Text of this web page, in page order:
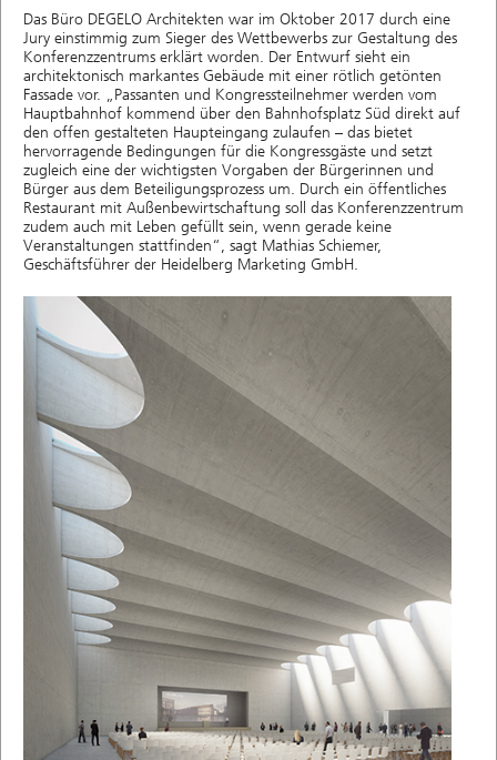
Das Büro DEGELO Architekten war im Oktober 2017 durch eine
Jury einstimmig zum Sieger des Wettbewerbs zur Gestaltung des
Konferenzzentrums erklärt worden. Der Entwurf sieht ein
architektonisch markantes Gebäude mit einer rötlich getönten
Fassade vor. „Passanten und Kongressteilnehmer werden vom
Hauptbahnhof kommend über den Bahnhofsplatz Süd direkt auf
den offen gestalteten Haupteingang zulaufen – das bietet
hervorragende Bedingungen für die Kongressgäste und setzt
zugleich eine der wichtigsten Vorgaben der Bürgerinnen und
Bürger aus dem Beteiligungsprozess um. Durch ein öffentliches
Restaurant mit Außenbewirtschaftung soll das Konferenzzentrum
zudem auch mit Leben gefüllt sein, wenn gerade keine
Veranstaltungen stattfinden“, sagt Mathias Schiemer,
Geschäftsführer der Heidelberg Marketing GmbH.